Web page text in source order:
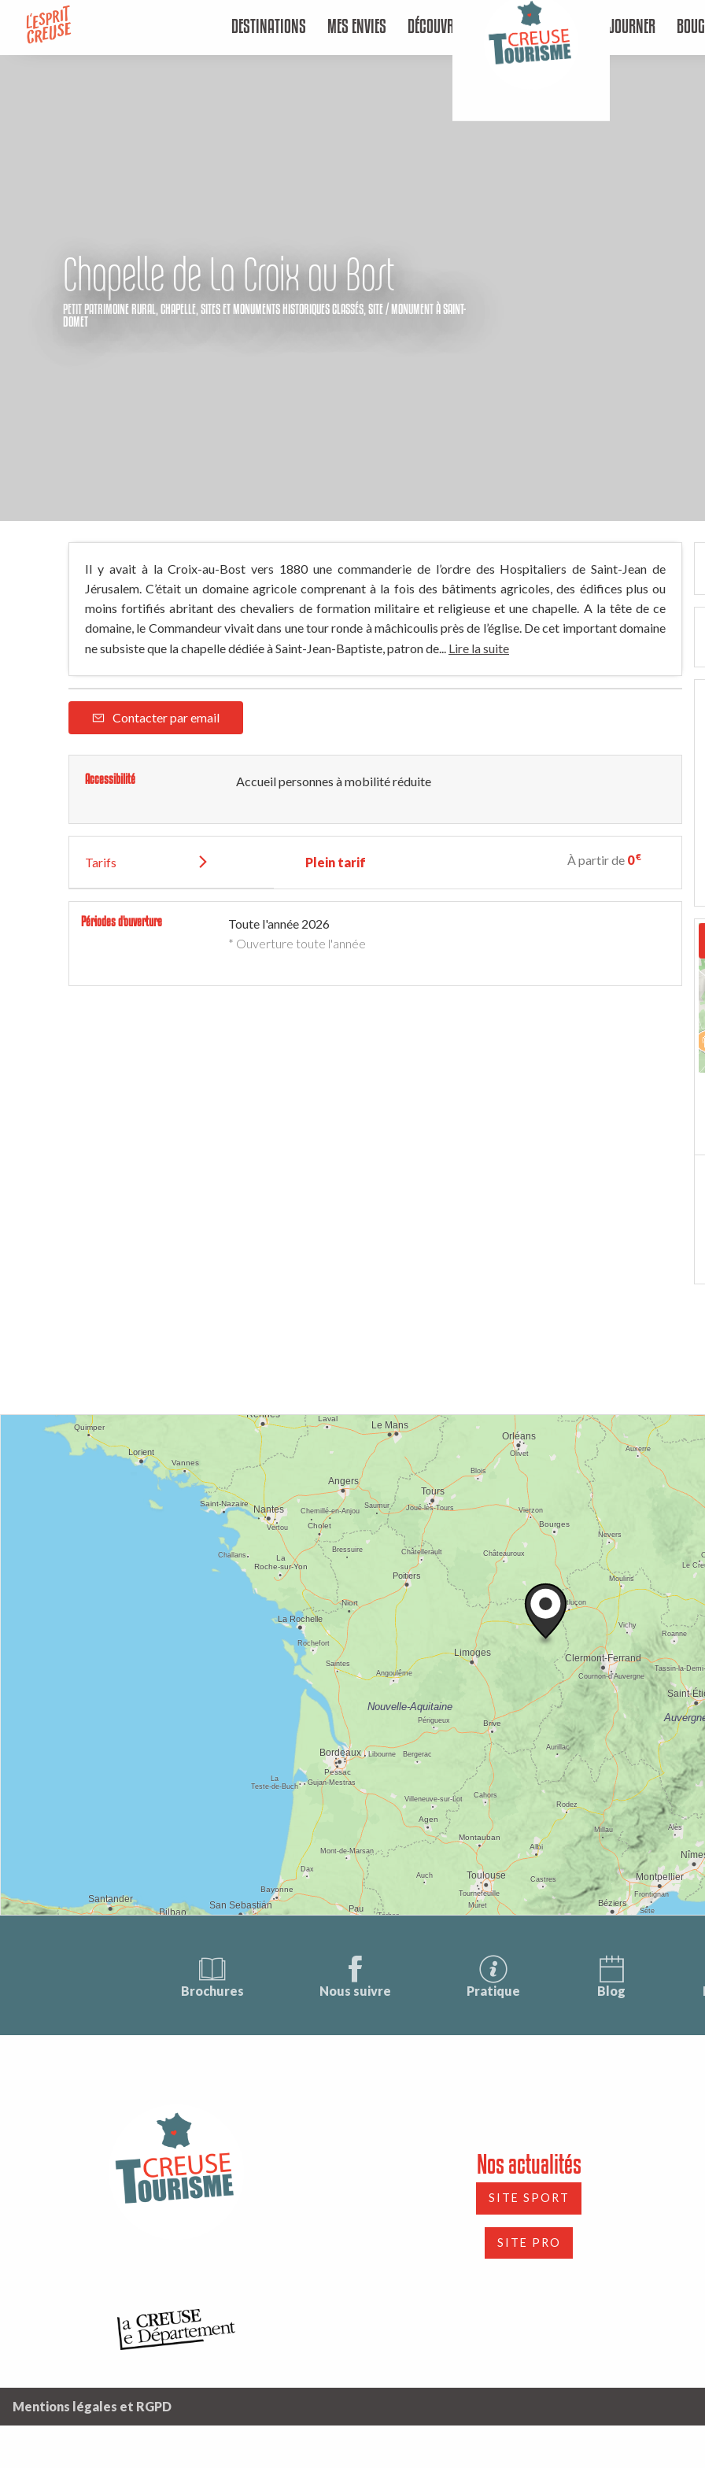
contenu
DESTINATIONS MES ENVIES DÉCOUVRIR SÉJOURNER
Chapelle de La Croix au Bost
PETIT PATRIMOINE RURAL, CHAPELLE, SITES ET MONUMENTS HISTORIQUES CLASSÉS, SITE / MONUMENTÀ SAINT-
DOMET
Il y avait à la Croix-au-Bost vers 1880 une commanderie de l’ordre des Hospitaliers de Saint-Jean de
Jérusalem. C’était un domaine agricole comprenant à la fois des bâtiments agricoles, des édifices plus ou
moins fortifiés abritant des chevaliers de formation militaire et religieuse et une chapelle. A la tête de ce
domaine, le Commandeur vivait dans une tour ronde à mâchicoulis près de l’église. De cet important domaine
ne subsiste que la chapelle dédiée à Saint-Jean-Baptiste, patron de... Lire la suite
Contacter par email
Accessibilité Accueil personnes à mobilité réduite
Tarifs Plein tarif À partir de 0€
Périodes d'ouverture
Toute l'année 2026
* Ouverture toute l'année
Brochures Nous suivre Pratique Blog
Nos actualités
SITE SPORT
SITE PRO
Mentions légales et RGPD